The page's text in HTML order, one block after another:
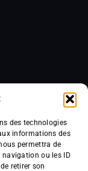
des technologies
informations des
permettra de
navigation ou les ID
retirer son